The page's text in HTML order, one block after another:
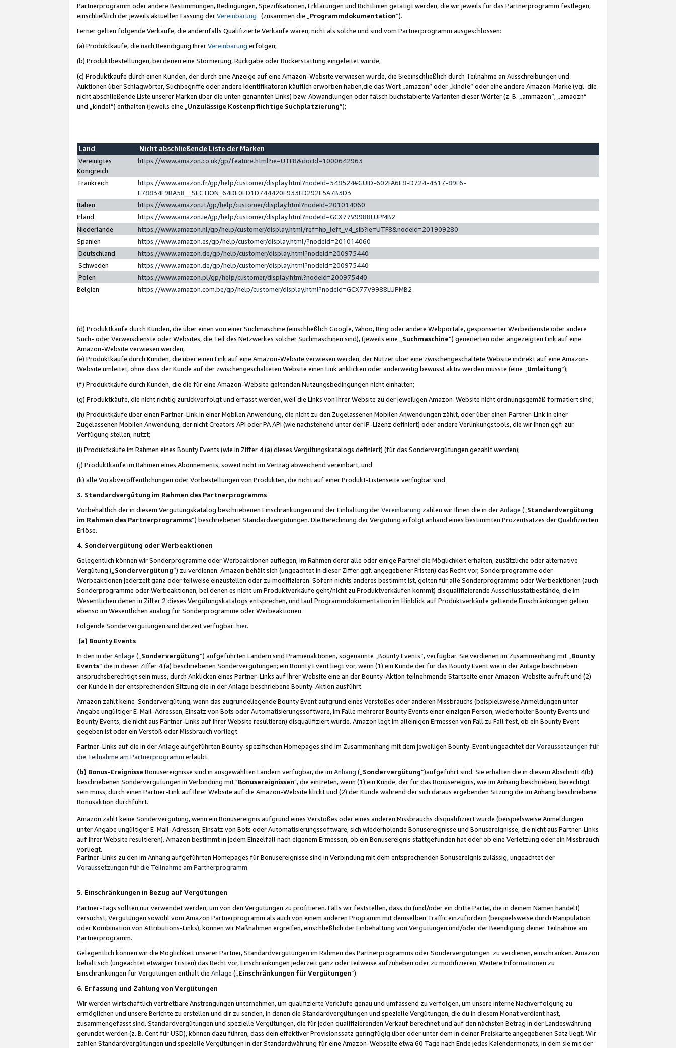
Partnerprogramm oder andere Bestimmungen, Bedingungen, Spezifikationen, Erklärungen und Richtlinien getätigt werden, die wir jeweils für das Partnerprogramm festlegen,
einschließlich der jeweils aktuellen Fassung derVereinbarung (zusammen die „ Programmdokumentation“).
Ferner gelten folgende Verkäufe, die andernfalls Qualifizierte Verkäufe wären, nicht als solche und sind vom Partnerprogramm ausgeschlossen:
(a) Produktkäufe, die nach Beendigung IhrerVereinbarung erfolgen;
(b) Produktbestellungen, bei denen eine Stornierung, Rückgabe oder Rückerstattung eingeleitet wurde;
(c) Produktkäufe durch einen Kunden, der durch eine Anzeige auf eine Amazon-Website verwiesen wurde, die Sieeinschließlich durch Teilnahme an Ausschreibungen und
Auktionen über Schlagwörter, Suchbegriffe oder andere Identifikatoren käuflich erworben haben,die das Wort „amazon“ oder „kindle“ oder eine andere Amazon-Marke (vgl. die
nicht abschließende Liste unserer Marken über die unten genannten Links) bzw. Abwandlungen oder falsch buchstabierte Varianten dieser Wörter (z. B. „ammazon“, „amaozn“
und „kindel“) enthalten (jeweils eine „ Unzulässige Kostenpflichtige Suchplatzierung”);
Land
Nicht abschließende Liste der Marken
Vereinigtes
Königreich
https://www.amazon.co.uk/gp/feature.html?ie=UTF8&docId=1000642963
Frankreich
https://www.amazon.fr/gp/help/customer/display.html?nodeId=548524#GUID-602FA6E8-D724-4317-89F6-
E78834F9BA58__SECTION_64DE0ED1D744420E933ED292E5A7B3D3
Italien
https://www.amazon.it/gp/help/customer/display.html?nodeId=201014060
Irland
https://www.amazon.ie/gp/help/customer/display.html?nodeId=GCX77V9988LUPMB2
Niederlande
https://www.amazon.nl/gp/help/customer/display.html/ref=hp_left_v4_sib?ie=UTF8&nodeId=201909280
Spanien
https://www.amazon.es/gp/help/customer/display.html/?nodeId=201014060
Deutschland
https://www.amazon.de/gp/help/customer/display.html?nodeId=200975440
Schweden
https://www.amazon.de/gp/help/customer/display.html?nodeId=200975440
Polen
https://www.amazon.pl/gp/help/customer/display.html?nodeId=200975440
Belgien
https://www.amazon.com.be/gp/help/customer/display.html?nodeId=GCX77V9988LUPMB2
(d) Produktkäufe durch Kunden, die über einen von einer Suchmaschine (einschließlich Google, Yahoo, Bing oder andere Webportale, gesponserter Werbedienste oder andere
Such- oder Verweisdienste oder Websites, die Teil des Netzwerkes solcher Suchmaschinen sind), (jeweils eine „ Suchmaschine“) generierten oder angezeigten Link auf eine
Amazon-Website verwiesen werden;
(e) Produktkäufe durch Kunden, die über einen Link auf eine Amazon-Website verwiesen werden, der Nutzer über eine zwischengeschaltete Website indirekt auf eine Amazon-
Website umleitet, ohne dass der Kunde auf der zwischengeschalteten Website einen Link anklicken oder anderweitig bewusst aktiv werden müsste (eine „ Umleitung“);
(f) Produktkäufe durch Kunden, die die für eine Amazon-Website geltenden Nutzungsbedingungen nicht einhalten;
(g) Produktkäufe, die nicht richtig zurückverfolgt und erfasst werden, weil die Links von Ihrer Website zu der jeweiligen Amazon-Website nicht ordnungsgemäß formatiert sind;
(h) Produktkäufe über einen Partner-Link in einer Mobilen Anwendung, die nicht zu den Zugelassenen Mobilen Anwendungen zählt, oder über einen Partner-Link in einer
Zugelassenen Mobilen Anwendung, der nicht Creators API oder PA API (wie nachstehend unter der IP-Lizenz definiert) oder andere Verlinkungstools, die wir Ihnen ggf. zur
Verfügung stellen, nutzt;
(i) Produktkäufe im Rahmen eines Bounty Events (wie in Ziffer 4 (a) dieses Vergütungskatalogs definiert) (für das Sondervergütungen gezahlt werden);
(j) Produktkäufe im Rahmen eines Abonnements, soweit nicht im Vertrag abweichend vereinbart, und
(k) alle Vorabveröffentlichungen oder Vorbestellungen von Produkten, die nicht auf einer Produkt-Listenseite verfügbar sind.
3. Standardvergütung im Rahmen des Partnerprogramms
Vorbehaltlich der in diesem Vergütungskatalog beschriebenen Einschränkungen und der Einhaltung derVereinbarung zahlen wir Ihnen die in derAnlage („ Standardvergütung
im Rahmen des Partnerprogramms“) beschriebenen Standardvergütungen. Die Berechnung der Vergütung erfolgt anhand eines bestimmten Prozentsatzes der Qualifizierten
Erlöse.
4. Sondervergütung oder Werbeaktionen
Gelegentlich können wir Sonderprogramme oder Werbeaktionen auflegen, im Rahmen derer alle oder einige Partner die Möglichkeit erhalten, zusätzliche oder alternative
Vergütung („ Sondervergütung”) zu verdienen. Amazon behält sich (ungeachtet in dieser Ziffer ggf. angegebener Fristen) das Recht vor, Sonderprogramme oder
Werbeaktionen jederzeit ganz oder teilweise einzustellen oder zu modifizieren. Sofern nichts anderes bestimmt ist, gelten für alle Sonderprogramme oder Werbeaktionen (auch
Sonderprogramme oder Werbeaktionen, bei denen es nicht um Produktverkäufe geht/nicht zu Produktverkäufen kommt) disqualifizierende Ausschlusstatbestände, die im
Wesentlichen denen in Ziffer 2 dieses Vergütungskatalogs entsprechen, und laut Programmdokumentation im Hinblick auf Produktverkäufe geltende Einschränkungen gelten
ebenso im Wesentlichen analog für Sonderprogramme oder Werbeaktionen.
Folgende Sondervergütungen sind derzeit verfügbar: hier.
(a) Bounty Events
In den in derAnlage („ Sondervergütung“) aufgeführten Ländern sind Prämienaktionen, sogenannte „Bounty Events“, verfügbar. Sie verdienen im Zusammenhang mit „ Bounty
Events“ die in dieser Ziffer 4 (a) beschriebenen Sondervergütungen; ein Bounty Event liegt vor, wenn (1) ein Kunde der für das Bounty Event wie in der Anlage beschrieben
anspruchsberechtigt sein muss, durch Anklicken eines Partner-Links auf Ihrer Website eine an der Bounty-Aktion teilnehmende Startseite einer Amazon-Website aufruft und (2)
der Kunde in der entsprechenden Sitzung die in der Anlage beschriebene Bounty-Aktion ausführt.
Amazon zahlt keine Sondervergütung, wenn das zugrundeliegende Bounty Event aufgrund eines Verstoßes oder anderen Missbrauchs (beispielsweise Anmeldungen unter
Angabe ungültiger E-Mail-Adressen, Einsatz von Bots oder Automatisierungssoftware, im Falle mehrerer Bounty Events einer einzigen Person, wiederholter Bounty Events und
Bounty Events, die nicht aus Partner-Links auf Ihrer Website resultieren) disqualifiziert wurde. Amazon legt im alleinigen Ermessen von Fall zu Fall fest, ob ein Bounty Event
gegeben ist oder ein Verstoß oder Missbrauch vorliegt.
Partner-Links auf die in der Anlage aufgeführten Bounty-spezifischen Homepages sind im Zusammenhang mit dem jeweiligen Bounty-Event ungeachtet derVoraussetzungen für
die Teilnahme am Partnerprogramm erlaubt.
(b) Bonus-Ereignisse Bonusereignisse sind in ausgewählten Ländern verfügbar, die im Anhang („ Sondervergütung“)aufgeführt sind. Sie erhalten die in diesem Abschnitt 4(b)
beschriebenen Sondervergütungen in Verbindung mit "Bonusereignissen", die eintreten, wenn (1) ein Kunde, der für das Bonusereignis, wie im Anhang beschrieben, berechtigt
sein muss, durch einen Partner-Link auf Ihrer Website auf die Amazon-Website klickt und (2) der Kunde während der sich daraus ergebenden Sitzung die im Anhang beschriebene
Bonusaktion durchführt.
Amazon zahlt keine Sondervergütung, wenn ein Bonusereignis aufgrund eines Verstoßes oder eines anderen Missbrauchs disqualifiziert wurde (beispielsweise Anmeldungen
unter Angabe ungültiger E-Mail-Adressen, Einsatz von Bots oder Automatisierungssoftware, sich wiederholende Bonusereignisse und Bonusereignisse, die nicht aus Partner-Links
auf Ihrer Website resultieren). Amazon bestimmt in jedem Einzelfall nach eigenem Ermessen, ob ein Bonusereignis stattgefunden hat oder ob eine Verletzung oder ein Missbrauch
vorliegt.
Partner-Links zu den im Anhang aufgeführten Homepages für Bonusereignisse sind in Verbindung mit dem entsprechenden Bonusereignis zulässig, ungeachtet der
Voraussetzungen für die Teilnahme am Partnerprogramm.
5. Einschränkungen in Bezug auf Vergütungen
Partner-Tags sollten nur verwendet werden, um von den Vergütungen zu profitieren. Falls wir feststellen, dass du (und/oder ein dritte Partei, die in deinem Namen handelt)
versuchst, Vergütungen sowohl vom Amazon Partnerprogramm als auch von einem anderen Programm mit demselben Traffic einzufordern (beispielsweise durch Manipulation
oder Kombination von Attributions-Links), können wir Maßnahmen ergreifen, einschließlich der Einbehaltung von Vergütungen und/oder der Beendigung deiner Teilnahme am
Partnerprogramm.
Gelegentlich können wir die Möglichkeit unserer Partner, Standardvergütungen im Rahmen des Partnerprogramms oder Sondervergütungen zu verdienen, einschränken. Amazon
behält sich (ungeachtet etwaiger Fristen) das Recht vor, Einschränkungen jederzeit ganz oder teilweise aufzuheben oder zu modifizieren. Weitere Informationen zu
Einschränkungen für Vergütungen enthält die Anlage („ Einschränkungen für Vergütungen“).
6. Erfassung und Zahlung von Vergütungen
Wir werden wirtschaftlich vertretbare Anstrengungen unternehmen, um qualifizierte Verkäufe genau und umfassend zu verfolgen, um unsere interne Nachverfolgung zu
ermöglichen und unsere Berichte zu erstellen und dir zu senden, in denen die Standardvergütungen und spezielle Vergütungen, die du in diesem Monat verdient hast,
zusammengefasst sind. Standardvergütungen und spezielle Vergütungen, die für jeden qualifizierenden Verkauf berechnet und auf den nächsten Betrag in der Landeswährung
gerundet werden (z. B. Cent für USD), können dazu führen, dass dein effektiver Provisionssatz geringfügig über oder unter dem in deiner Preiskarte angegebenen Satz liegt. Wir
zahlen Standardvergütungen und spezielle Vergütungen in der Standardwährung für eine Amazon-Webseite etwa 60 Tage nach Ende jedes Kalendermonats, in dem sie mit der